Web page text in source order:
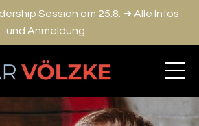
Session am 25.8. ➔ Alle Infos
und Anmeldung